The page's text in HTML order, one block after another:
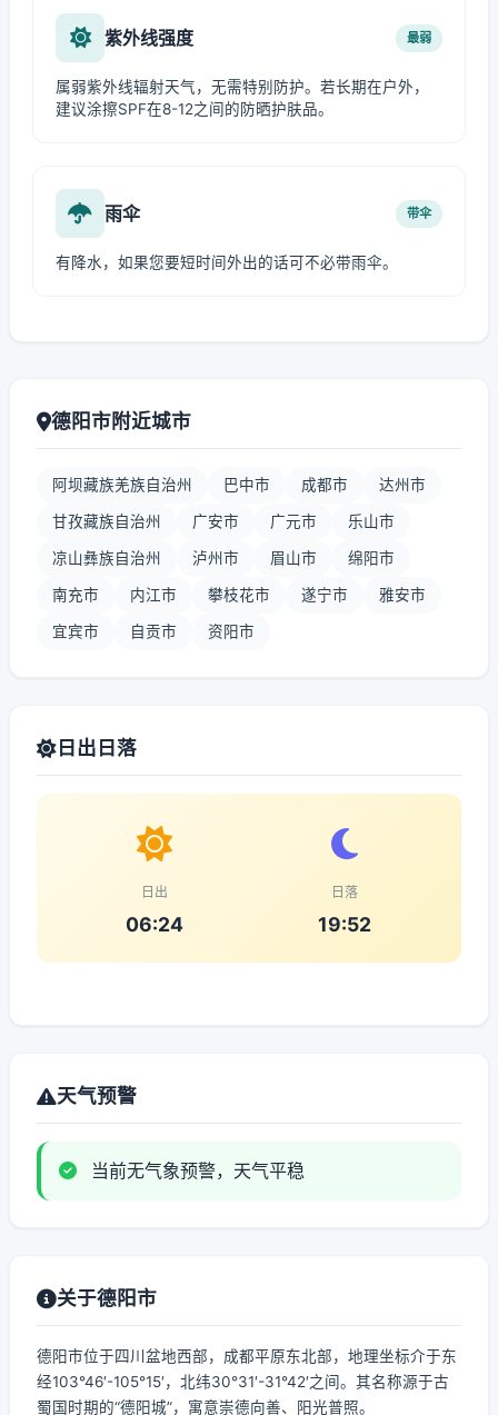
紫外线强度 最弱
属弱紫外线辐射天气，无需特别防护。若长期在户外，
建议涂擦SPF在8-12之间的防晒护肤品。
雨伞 带伞
有降水，如果您要短时间外出的话可不必带雨伞。
德阳市附近城市
阿坝藏族羌族自治州 巴中市 成都市 达州市
甘孜藏族自治州 广安市 广元市 乐山市
凉山彝族自治州 泸州市 眉山市 绵阳市
南充市 内江市 攀枝花市 遂宁市 雅安市
宜宾市 自贡市 资阳市
日出日落
日出
06:24
日落
19:52
天气预警
当前无气象预警，天气平稳
关于德阳市
德阳市位于四川盆地西部，成都平原东北部，地理坐标介于东
经103°46′-105°15′，北纬30°31′-31°42′之间。其名称源于古
蜀国时期的“德阳城”，寓意崇德向善、阳光普照。